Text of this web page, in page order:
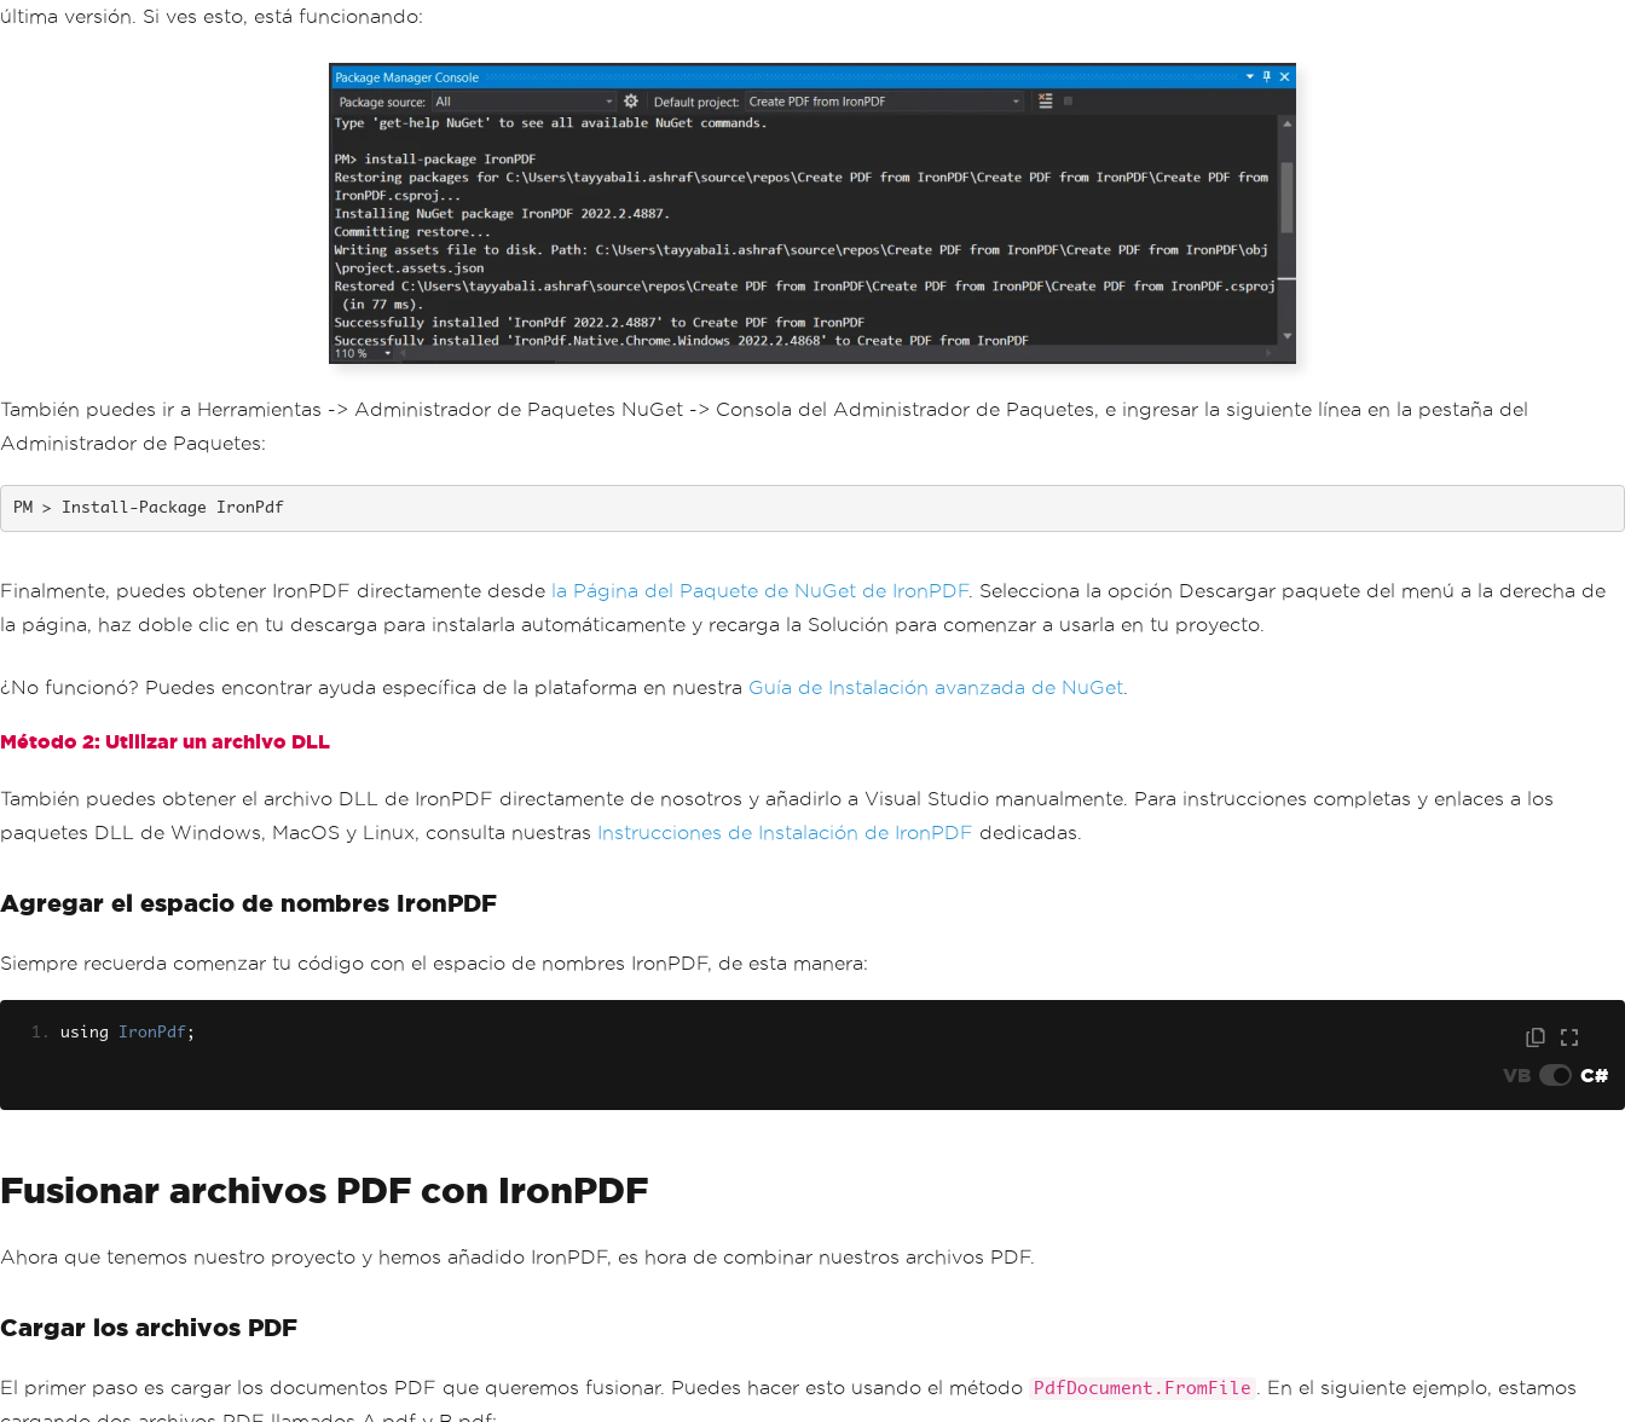
última versión. Si ves esto, está funcionando:
También puedes ir a Herramientas -> Administrador de Paquetes NuGet -> Consola del Administrador de Paquetes, e ingresar la siguiente línea en la pestaña del
Administrador de Paquetes:
Install-Package IronPdf
Finalmente, puedes obtener IronPDF directamente desde la Página del Paquete de NuGet de IronPDF. Selecciona la opción Descargar paquete del menú a la derecha de
la página, haz doble clic en tu descarga para instalarla automáticamente y recarga la Solución para comenzar a usarla en tu proyecto.
¿No funcionó? Puedes encontrar ayuda específica de la plataforma en nuestra Guía de Instalación avanzada de NuGet
Método 2: Utilizar un archivo DLL
También puedes obtener el archivo DLL de IronPDF directamente de nosotros y añadirlo a Visual Studio manualmente. Para instrucciones completas y enlaces a los
paquetes DLL de Windows, MacOS y Linux, consulta nuestras Instrucciones de Instalación de IronPDF dedicadas.
Agregar el espacio de nombres IronPDF
Siempre recuerda comenzar tu código con el espacio de nombres IronPDF, de esta manera:
using IronPdf ;
VB C#
Fusionar archivos PDF con IronPDF
Ahora que tenemos nuestro proyecto y hemos añadido IronPDF, es hora de combinar nuestros archivos PDF.
Cargar los archivos PDF
El primer paso es cargar los documentos PDF que queremos fusionar. Puedes hacer esto usando el método PdfDocument.FromFile
. En el siguiente ejemplo, estamos